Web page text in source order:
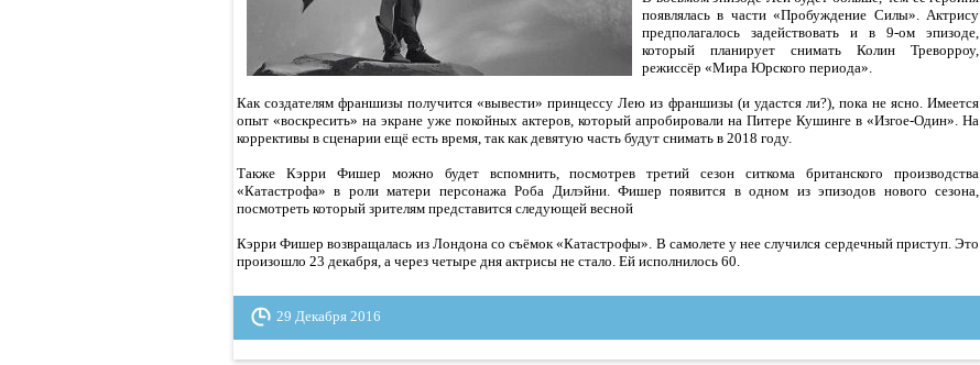
появлялась в части «Пробуждение Силы». Актрису
предполагалось задействовать и в 9-ом эпизоде,
который планирует снимать Колин Треворроу,
режиссёр «Мира Юрского периода».
Как создателям франшизы получится «вывести» принцессу Лею из франшизы (и удастся ли?), пока не ясно. Имеется
опыт «воскресить» на экране уже покойных актеров, который апробировали на Питере Кушинге в «Изгое-Один». На
коррективы в сценарии ещё есть время, так как девятую часть будут снимать в 2018 году.
Также Кэрри Фишер можно будет вспомнить, посмотрев третий сезон ситкома британского производства
«Катастрофа» в роли матери персонажа Роба Дилэйни. Фишер появится в одном из эпизодов нового сезона,
посмотреть который зрителям представится следующей весной
Кэрри Фишер возвращалась из Лондона со съёмок «Катастрофы». В самолете у нее случился сердечный приступ. Это
произошло 23 декабря, а через четыре дня актрисы не стало. Ей исполнилось 60.
29 Декабря 2016